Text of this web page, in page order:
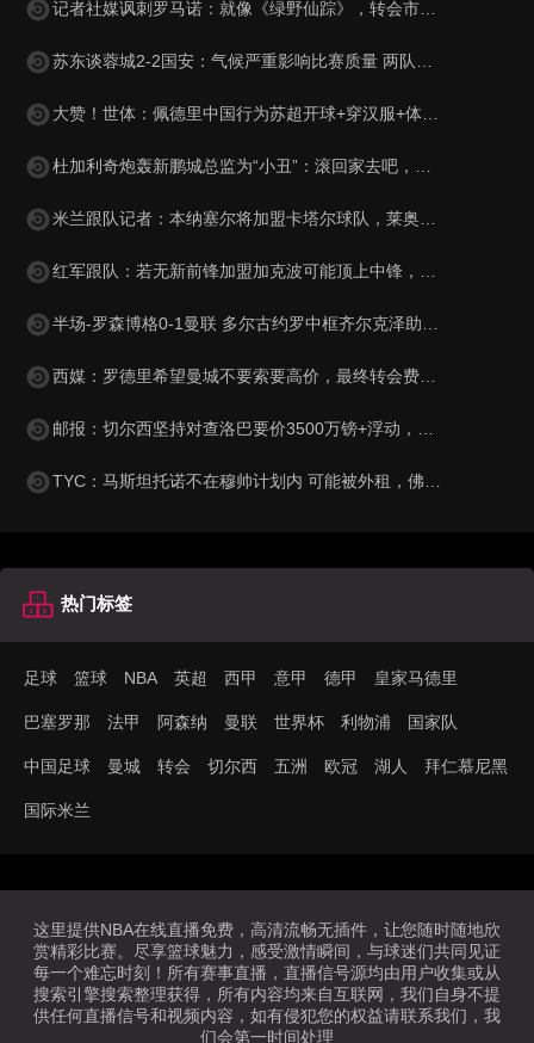
记者社媒讽刺罗马诺：就像《绿野仙踪》，转会市场网红俱乐部
苏东谈蓉城2-2国安：气候严重影响比赛质量 两队下半场才发力
大赞！世体：佩德里中国行为苏超开球+穿汉服+体验蹴鞠，备受欢迎
杜加利奇炮轰新鹏城总监为“小丑”：滚回家去吧，你根本不懂足球
米兰跟队记者：本纳塞尔将加盟卡塔尔球队，莱奥受土耳其豪门追捧
红军跟队：若无新前锋加盟加克波可能顶上中锋，或维尔茨踢伪九
半场-罗森博格0-1曼联 多尔古约罗中框齐尔克泽助攻莱西破门
西媒：罗德里希望曼城不要索要高价，最终转会费定为4500万+500万
邮报：切尔西坚持对查洛巴要价3500万镑+浮动，科莫将提高报价
TYC：马斯坦托诺不在穆帅计划内 可能被外租，佛罗伦萨最有可能
热门标签
足球 篮球 NBA 英超 西甲 意甲 德甲 皇家马德里
巴塞罗那 法甲 阿森纳 曼联 世界杯 利物浦 国家队
中国足球 曼城 转会 切尔西 五洲 欧冠 湖人 拜仁慕尼黑
国际米兰
这里提供NBA在线直播免费，高清流畅无插件，让您随时随地欣
赏精彩比赛。尽享篮球魅力，感受激情瞬间，与球迷们共同见证
每一个难忘时刻！所有赛事直播，直播信号源均由用户收集或从
搜索引擎搜索整理获得，所有内容均来自互联网，我们自身不提
供任何直播信号和视频内容，如有侵犯您的权益请联系我们，我
们会第一时间处理